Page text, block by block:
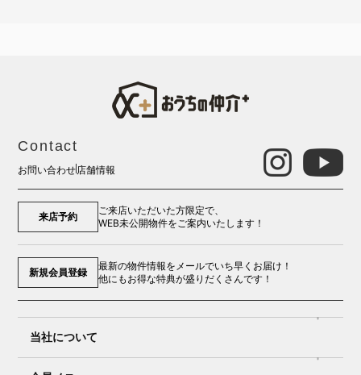
Contact
お問い合わせ店舗情報
来店予約
ご来店いただいた方限定で、
WEB未公開物件をご案内いたします！
新規会員登録
最新の物件情報をメールでいち早くお届け！
他にもお得な特典が盛りだくさんです！
当社について